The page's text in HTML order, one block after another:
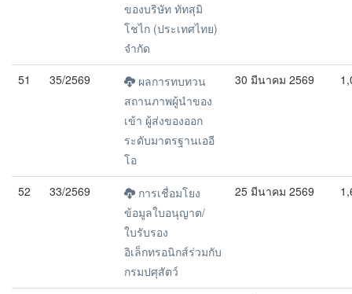
ของบริษัท ทัทสุมิ
โชไก (ประเทศไทย)
จำกัด
51 35/2569
ผลการทบทวน
สถานภาพผู้นำของ
เข้า ผู้ส่งของออก
ระดับมาตรฐานเออี
โอ
30 มีนาคม 2569
52 33/2569
การเชื่อมโยง
ข้อมูลใบอนุญาต/
ใบรับรอง
อิเล็กทรอนิกส์ร่วมกับ
กรมปศุสัตว์
25 มีนาคม 2569